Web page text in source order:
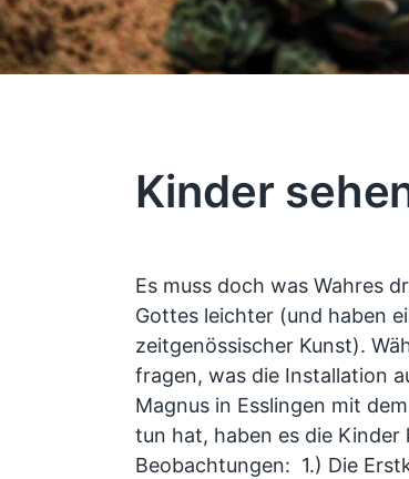
Kinder
Es muss doch was Wahres
Gottes leichter (und haben
zeitgenössischer Kunst).
fragen, was die Installation
Magnus in Esslingen mit
tun hat, haben es die
Beobachtungen: 1.) Die